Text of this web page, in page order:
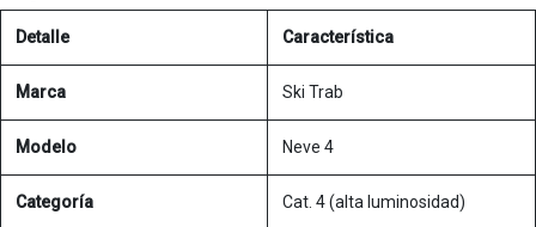
Detalle Característica
Marca Ski Trab
Modelo Neve 4
Categoría Cat. 4 (alta luminosidad)